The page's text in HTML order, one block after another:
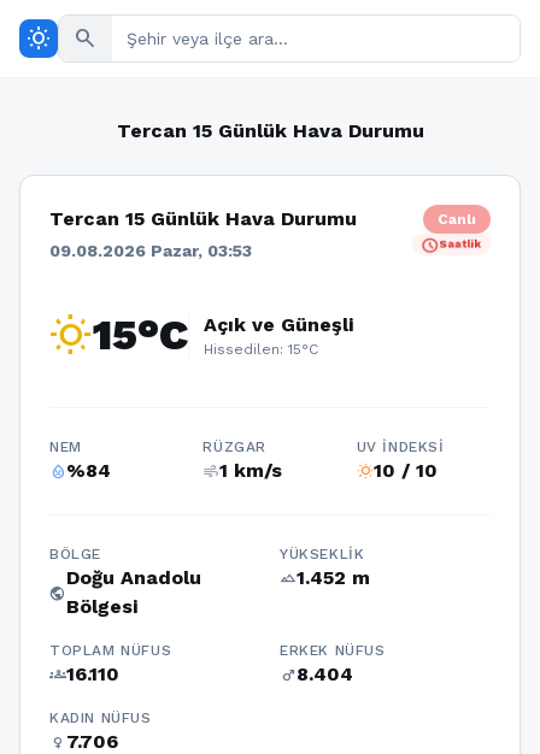
wb_sunny search
Tercan 15 Günlük Hava Durumu
Tercan 15 Günlük Hava Durumu
09.08.2026 Pazar, 03:53
Canlı
scheduleSaatlik
wb_sunny15°C Açık ve Güneşli
Hissedilen: 15°C
NEM
humidity_percentage%84
RÜZGAR
air1 km/s
UV İNDEKSI
wb_sunny10 / 10
BÖLGE
public
Doğu Anadolu
Bölgesi
YÜKSEKLIK
terrain1.452 m
TOPLAM NÜFUS
groups16.110
ERKEK NÜFUS
male8.404
KADIN NÜFUS
female 7.706